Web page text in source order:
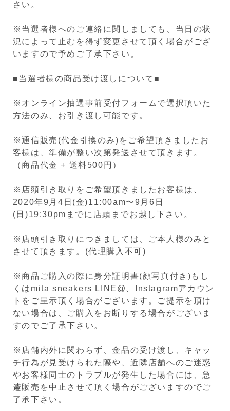
さい。
※当選者様へのご連絡に関しましても、当日の状
況によって止むを得ず変更させて頂く場合がござ
いますので予めご了承下さい。
■当選者様の商品受け渡しについて■
※オンライン抽選事前受付フォームで選択頂いた
方法のみ、お引き渡し可能です。
※通信販売(代金引換のみ)をご希望頂きましたお
客様は、準備が整い次第発送させて頂きます。
（商品代金 + 送料500円）
※店頭引き取りをご希望頂きましたお客様は、
2020年9月4日(金)11:00am〜9月6日
(日)19:30pmまでに店頭までお越し下さい。
※店頭引き取りにつきましては、ご本人様のみと
させて頂きます。(代理購入不可)
※商品ご購入の際に身分証明書(顔写真付き)もし
くはmita sneakers LINE@、Instagramアカウン
トをご呈示頂く場合がございます。ご提示を頂け
ない場合は、ご購入をお断りする場合がございま
すのでご了承下さい。
※店舗内外に関わらず、金品の受け渡し、キャッ
チ行為が見受けられた際や、近隣店舗へのご迷惑
やお客様同士のトラブルが発生した場合には、急
遽販売を中止させて頂く場合がございますのでご
了承下さい。